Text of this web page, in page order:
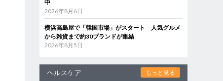
中
2026年8月6日
横浜高島屋で「韓国市場」がスタート 人気グルメ
から雑貨まで約30ブランドが集結
2026年8月5日
ヘルスケア もっと見る